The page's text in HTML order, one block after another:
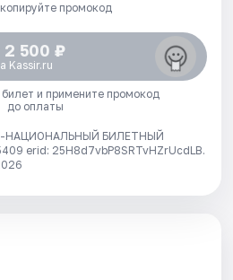
промокод
2 500 ₽
Kassir.ru
и примените промокод
до оплаты
НАЦИОНАЛЬНЫЙ БИЛЕТНЫЙ
erid: 25H8d7vbP8SRTvHZrUcdLB.